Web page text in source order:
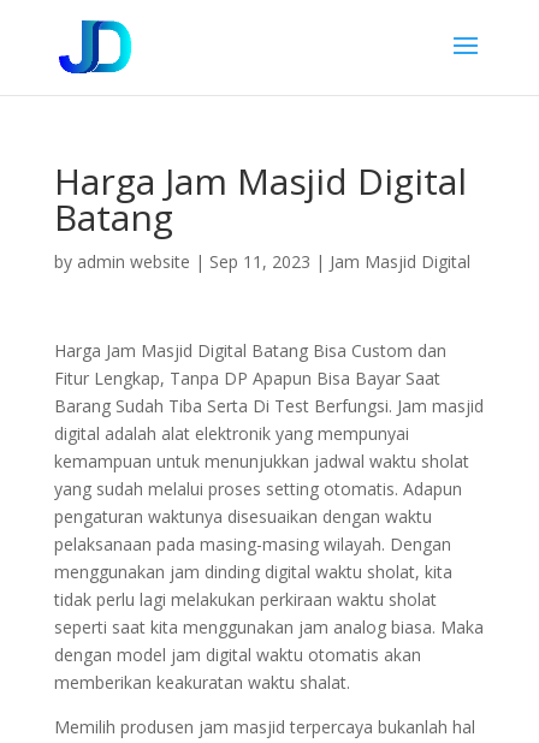
Harga Jam Masjid Digital
Batang
by admin website | Sep 11, 2023 | Jam Masjid Digital
Harga Jam Masjid Digital Batang Bisa Custom dan
Fitur Lengkap, Tanpa DP Apapun Bisa Bayar Saat
Barang Sudah Tiba Serta Di Test Berfungsi. Jam masjid
digital adalah alat elektronik yang mempunyai
kemampuan untuk menunjukkan jadwal waktu sholat
yang sudah melalui proses setting otomatis. Adapun
pengaturan waktunya disesuaikan dengan waktu
pelaksanaan pada masing-masing wilayah. Dengan
menggunakan jam dinding digital waktu sholat, kita
tidak perlu lagi melakukan perkiraan waktu sholat
seperti saat kita menggunakan jam analog biasa. Maka
dengan model jam digital waktu otomatis akan
memberikan keakuratan waktu shalat.
Memilih produsen jam masjid terpercaya bukanlah hal